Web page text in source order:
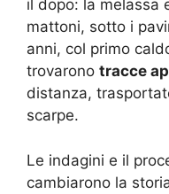
il dopo: la melassa
mattoni, sotto i
anni, col primo
trovarono tracce
distanza,
scarpe.
Le indagini e il
cambiarono la